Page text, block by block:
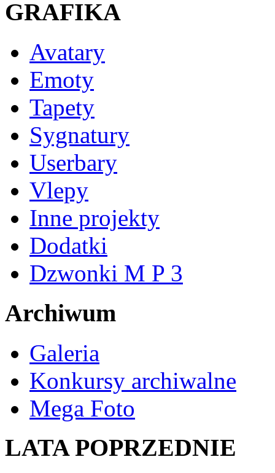
GRAFIKA
Avatary
Emoty
Tapety
Sygnatury
Userbary
Vlepy
Inne projekty
Dodatki
Dzwonki M P 3
Archiwum
Galeria
Konkursy archiwalne
Mega Foto
LATA POPRZEDNIE